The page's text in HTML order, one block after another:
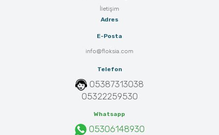
İletişim
Adres
E-Posta
info@floksia.com
Telefon
05387313038
05322259530
Whatsapp
05306148930